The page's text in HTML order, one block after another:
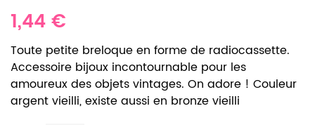
1,44 €
Toute petite breloque en forme de radiocassette.
Accessoire bijoux incontournable pour les
amoureux des objets vintages. On adore ! Couleur
argent vieilli, existe aussi en bronze vieilli